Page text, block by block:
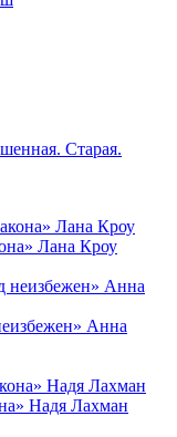
Старая.
Лана Кроу
Анна
Надя Лахман